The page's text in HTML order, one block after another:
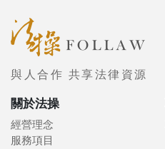
與人合作 共享法律資源
關於法操
經營理念
服務項目